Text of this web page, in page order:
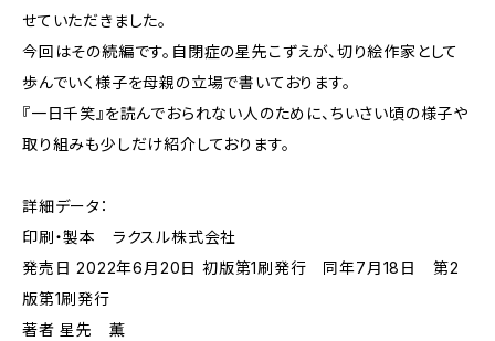
せていただきました。
今回はその続編です。自閉症の星先こずえが、切り絵作家として
歩んでいく様子を母親の立場で書いております。
『一日千笑』を読んでおられない人のために、ちいさい頃の様子や
取り組みも少しだけ紹介しております。
詳細データ：
印刷・製本 ラクスル株式会社
発売日 2022年6月20日 初版第1刷発行 同年7月18日 第2
版第1刷発行
著者 星先 薫